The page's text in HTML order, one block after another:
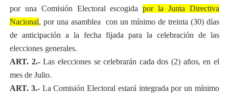
por una Comisión Electoral escogidapor la Junta Directiva
Nacional, por una asamblea
con un mínimo de treinta (30) días
de anticipación a la fecha fijada para la celebración de las
elecciones generales.
ART. 2.-Las elecciones se celebrarán cada dos (2) años, en el
mes de Julio.
ART. 3.-La Comisión Electoral estará integrada por un mínimo